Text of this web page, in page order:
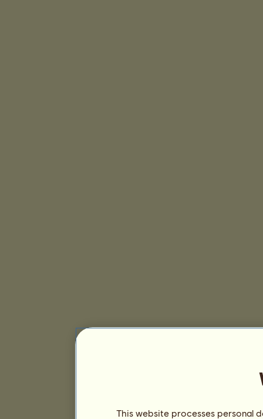
This website processes personal